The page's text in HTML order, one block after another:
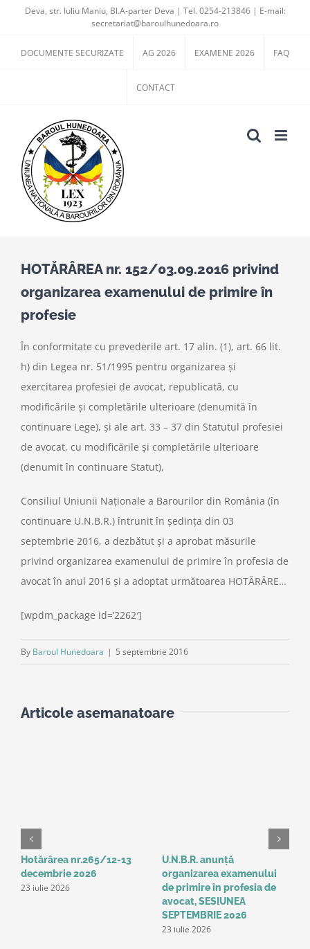
content
Deva, str. Iuliu Maniu, Bl.A-parter Deva | Tel. 0254-213846 | E-mail:
secretariat@baroulhunedoara.ro
DOCUMENTE SECURIZATE AG 2026 EXAMENE 2026 FAQ
CONTACT
HOTĂRÂREA nr. 152/03.09.2016 privind
organizarea examenului de primire în
profesie
În conformitate cu prevederile art. 17 alin. (1), art. 66 lit.
h) din Legea nr. 51/1995 pentru organizarea şi
exercitarea profesiei de avocat, republicată, cu
modificările şi completările ulterioare (denumită în
continuare Lege), şi ale art. 33 – 37 din Statutul profesiei
de avocat, cu modificările şi completările ulterioare
(denumit în continuare Statut),
Consiliul Uniunii Naționale a Barourilor din România (în
continuare U.N.B.R.) întrunit în şedinţa din 03
septembrie 2016, a dezbătut şi a aprobat măsurile
privind organizarea examenului de primire în profesia de
avocat în anul 2016 şi a adoptat următoarea HOTĂRÂRE…
[wpdm_package id=’2262′]
By Baroul Hunedoara | 5 septembrie 2016
Articole asemanatoare
Hotărârea nr.265/12-13
decembrie 2026
23 iulie 2026
U.N.B.R. anunță
organizarea examenului
de primire în profesia de
avocat, SESIUNEA
SEPTEMBRIE 2026
23 iulie 2026